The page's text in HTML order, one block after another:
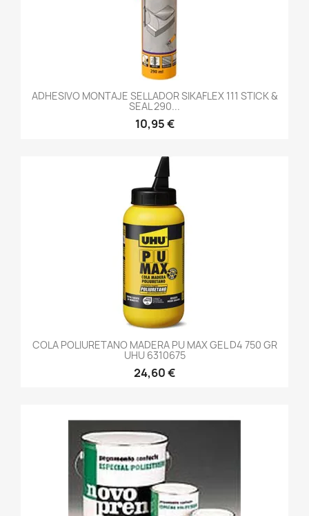
ADHESIVO MONTAJE SELLADOR SIKAFLEX 111 STICK &
SEAL 290...
10,95 €
COLA POLIURETANO MADERA PU MAX GEL D4 750 GR
UHU 6310675
24,60 €